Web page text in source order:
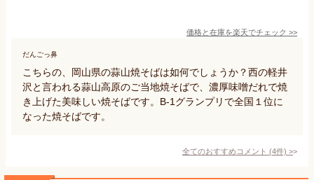
価格と在庫を楽天でチェック >>
だんごっ鼻
こちらの、岡山県の蒜山焼そばは如何でしょうか？西の軽井
沢と言われる蒜山高原のご当地焼そばで、濃厚味噌だれで焼
き上げた美味しい焼そばです。B-1グランプリで全国１位に
なった焼そばです。
全てのおすすめコメント (4件) >